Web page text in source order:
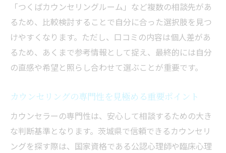
「つくばカウンセリングルーム」など複数の相談先があ
るため、比較検討することで自分に合った選択肢を見つ
けやすくなります。ただし、口コミの内容は個人差があ
るため、あくまで参考情報として捉え、最終的には自分
の直感や希望と照らし合わせて選ぶことが重要です。
カウンセリングの専門性を見極める重要ポイント
カウンセラーの専門性は、安心して相談するための大き
な判断基準となります。茨城県で信頼できるカウンセリ
ングを探す際は、国家資格である公認心理師や臨床心理